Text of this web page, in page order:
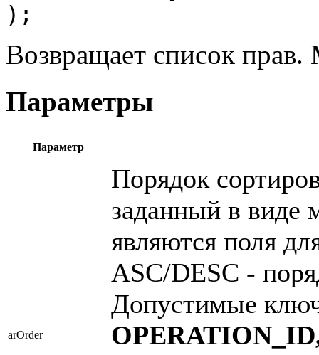
);
Возвращает список прав.
Параметры
Параметр
arOrder
Порядок
заданный в виде
являются поля
ASC/DESC -
Допустимые